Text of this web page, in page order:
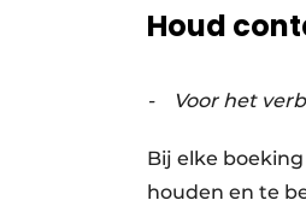
Houd
- Voor het
Bij elke
houden en te